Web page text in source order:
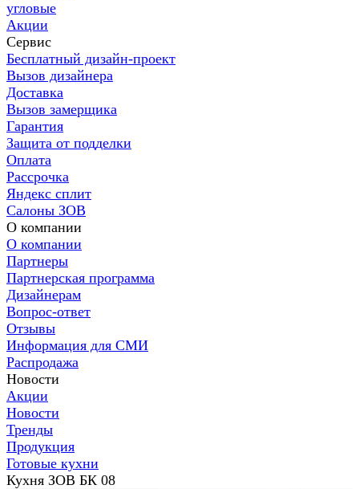
угловые
Акции
Сервис
Бесплатный дизайн-проект
Вызов дизайнера
Доставка
Вызов замерщика
Гарантия
Защита от подделки
Оплата
Рассрочка
Яндекс сплит
Салоны ЗОВ
О компании
О компании
Партнеры
Партнерская программа
Дизайнерам
Вопрос-ответ
Отзывы
Информация для СМИ
Распродажа
Новости
Акции
Новости
Тренды
Продукция
Готовые кухни
Кухня ЗОВ БК 08